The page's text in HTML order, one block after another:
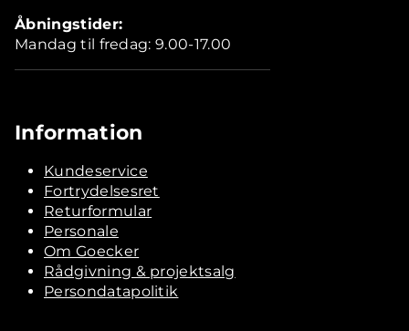
Åbningstider:
Mandag til fredag: 9.00-17.00
Information
Kundeservice
Fortrydelsesret
Returformular
Personale
Om Goecker
Rådgivning & projektsalg
Persondatapolitik